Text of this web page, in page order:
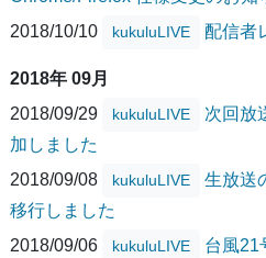
2018/10/10
kukuluLIVE 配信者
2018年 09月
2018/09/29
kukuluLIVE
次回放
加しました
2018/09/08
kukuluLIVE
生放送
移行しました
2018/09/06
kukuluLIVE
台風21